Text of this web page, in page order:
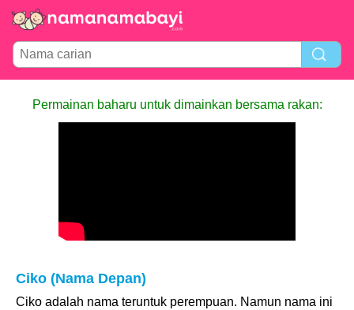
Permainan baharu untuk dimainkan bersama rakan:
Ciko (Nama Depan)
Ciko adalah nama teruntuk perempuan. Namun nama ini